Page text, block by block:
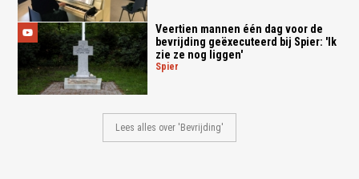
Veertien mannen één dag voor de
bevrijding geëxecuteerd bij Spier: 'Ik
zie ze nog liggen'
spier
Lees alles over 'Bevrijding'